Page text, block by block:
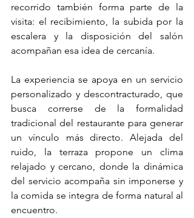
recorrido también forma parte de la
visita: el recibimiento, la subida por la
escalera y la disposición del salón
acompañan esa idea de cercanía.
La experiencia se apoya en un servicio
personalizado y descontracturado, que
busca correrse de la formalidad
tradicional del restaurante para generar
un vínculo más directo. Alejada del
ruido, la terraza propone un clima
relajado y cercano, donde la dinámica
del servicio acompaña sin imponerse y
la comida se integra de forma natural al
encuentro.